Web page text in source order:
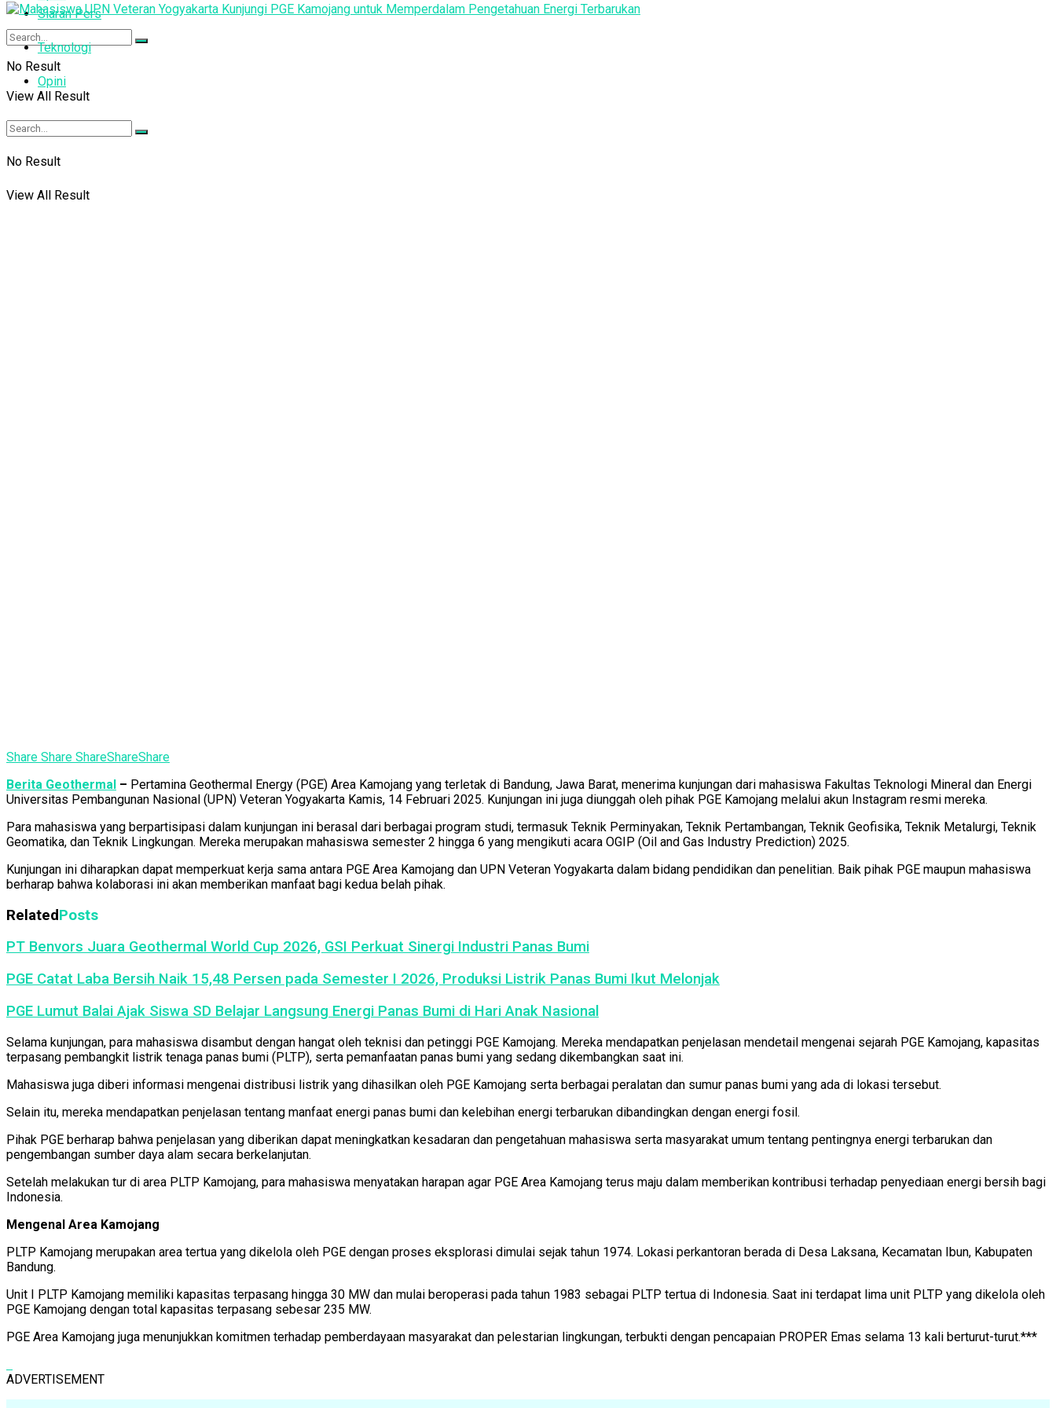
No Result
View All Result
Siaran Pers
Teknologi
Opini
No Result
View All Result
Share Share ShareShareShare
Berita Geothermal – Pertamina Geothermal Energy (PGE) Area Kamojang yang terletak di Bandung, Jawa Barat, menerima kunjungan dari mahasiswa Fakultas Teknologi Mineral dan Energi
Universitas Pembangunan Nasional (UPN) Veteran Yogyakarta Kamis, 14 Februari 2025. Kunjungan ini juga diunggah oleh pihak PGE Kamojang melalui akun Instagram resmi mereka.
Para mahasiswa yang berpartisipasi dalam kunjungan ini berasal dari berbagai program studi, termasuk Teknik Perminyakan, Teknik Pertambangan, Teknik Geofisika, Teknik Metalurgi, Teknik
Geomatika, dan Teknik Lingkungan. Mereka merupakan mahasiswa semester 2 hingga 6 yang mengikuti acara OGIP (Oil and Gas Industry Prediction) 2025.
Kunjungan ini diharapkan dapat memperkuat kerja sama antara PGE Area Kamojang dan UPN Veteran Yogyakarta dalam bidang pendidikan dan penelitian. Baik pihak PGE maupun mahasiswa
berharap bahwa kolaborasi ini akan memberikan manfaat bagi kedua belah pihak.
RelatedPosts
PT Benvors Juara Geothermal World Cup 2026, GSI Perkuat Sinergi Industri Panas Bumi
PGE Catat Laba Bersih Naik 15,48 Persen pada Semester I 2026, Produksi Listrik Panas Bumi Ikut Melonjak
PGE Lumut Balai Ajak Siswa SD Belajar Langsung Energi Panas Bumi di Hari Anak Nasional
Selama kunjungan, para mahasiswa disambut dengan hangat oleh teknisi dan petinggi PGE Kamojang. Mereka mendapatkan penjelasan mendetail mengenai sejarah PGE Kamojang, kapasitas
terpasang pembangkit listrik tenaga panas bumi (PLTP), serta pemanfaatan panas bumi yang sedang dikembangkan saat ini.
Mahasiswa juga diberi informasi mengenai distribusi listrik yang dihasilkan oleh PGE Kamojang serta berbagai peralatan dan sumur panas bumi yang ada di lokasi tersebut.
Selain itu, mereka mendapatkan penjelasan tentang manfaat energi panas bumi dan kelebihan energi terbarukan dibandingkan dengan energi fosil.
Pihak PGE berharap bahwa penjelasan yang diberikan dapat meningkatkan kesadaran dan pengetahuan mahasiswa serta masyarakat umum tentang pentingnya energi terbarukan dan
pengembangan sumber daya alam secara berkelanjutan.
Setelah melakukan tur di area PLTP Kamojang, para mahasiswa menyatakan harapan agar PGE Area Kamojang terus maju dalam memberikan kontribusi terhadap penyediaan energi bersih bagi
Indonesia.
Mengenal Area Kamojang
PLTP Kamojang merupakan area tertua yang dikelola oleh PGE dengan proses eksplorasi dimulai sejak tahun 1974. Lokasi perkantoran berada di Desa Laksana, Kecamatan Ibun, Kabupaten
Bandung.
Unit I PLTP Kamojang memiliki kapasitas terpasang hingga 30 MW dan mulai beroperasi pada tahun 1983 sebagai PLTP tertua di Indonesia. Saat ini terdapat lima unit PLTP yang dikelola oleh
PGE Kamojang dengan total kapasitas terpasang sebesar 235 MW.
PGE Area Kamojang juga menunjukkan komitmen terhadap pemberdayaan masyarakat dan pelestarian lingkungan, terbukti dengan pencapaian PROPER Emas selama 13 kali berturut-turut.***
ADVERTISEMENT